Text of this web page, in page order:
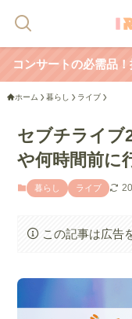
コンサートの必需品
ホーム 暮らし ライブ
セブチライブ
や何時間前に
暮らし ライブ
この記事は広告